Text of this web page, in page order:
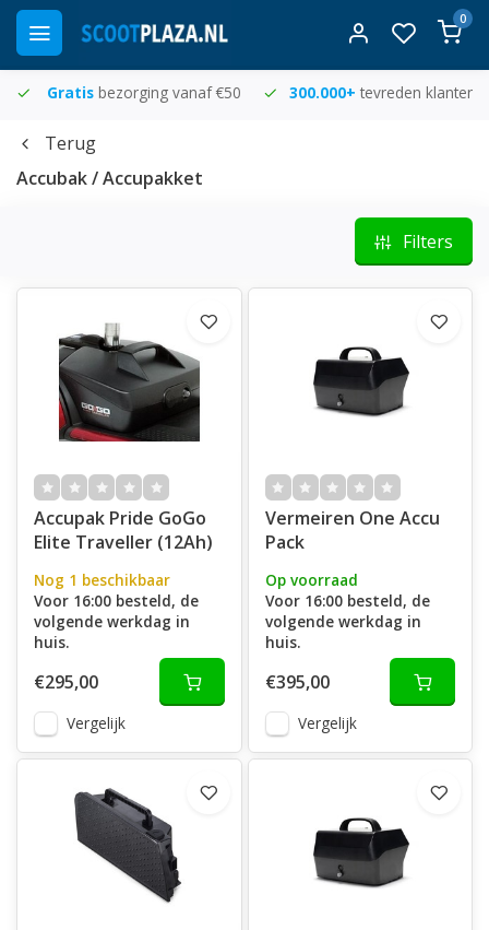
0
Gratis bezorging vanaf €50 300.000+ tevreden klanten
Terug
Accubak / Accupakket
Filters
Accupak Pride GoGo
Elite Traveller (12Ah)
Nog 1 beschikbaar
Voor 16:00 besteld, de
volgende werkdag in
huis.
€295,00
Vergelijk
Vermeiren One Accu
Pack
Op voorraad
Voor 16:00 besteld, de
volgende werkdag in
huis.
€395,00
Vergelijk